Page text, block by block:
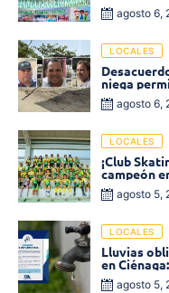
2026 en
agosto 6,
LOCALES
niega
agosto 6,
LOCALES
¡Club
campeón
«Soledad
agosto 5,
LOCALES
Lluvias
en
bajaagosto 5,